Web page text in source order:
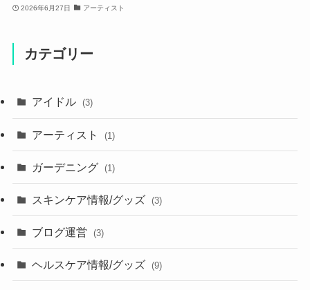
2026年6月27日 アーティスト
カテゴリー
アイドル (3)
アーティスト (1)
ガーデニング (1)
スキンケア情報/グッズ (3)
ブログ運営 (3)
ヘルスケア情報/グッズ (9)